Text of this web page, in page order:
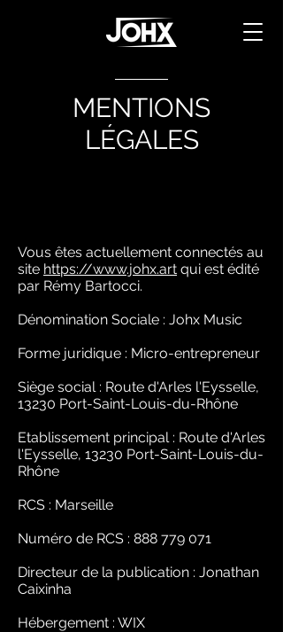
MENTIONS
LÉGALES
Vous êtes actuellement connectés au
site https://www.johx.art qui est édité
par Rémy Bartocci.
Dénomination Sociale : Johx Music
Forme juridique : Micro-entrepreneur
Siège social : Route d'Arles l'Eysselle,
13230 Port-Saint-Louis-du-Rhône
Etablissement principal : Route d'Arles
l'Eysselle, 13230 Port-Saint-Louis-du-
Rhône
RCS : Marseille
Numéro de RCS : 888 779 071
Directeur de la publication : Jonathan
Caixinha
Hébergement : WIX